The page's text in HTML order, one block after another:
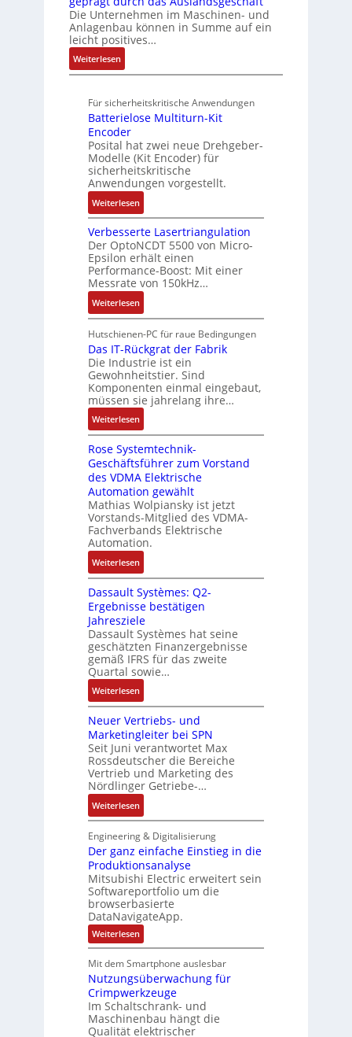
w
a
u
g
d
M
L
3
f
s
i
c
h
e
r
e
E
n
t
w
i
c
k
l
u
n
g
g
u
n
d
R
o
o
t
i
k
rh
l
e
n
4
,
M
i
l
l
i
o
n
e
n
A
r
b
e
i
t
s
k
r
ä
f
t
e
b
o
u
t
A
t
o
m
a
t
i
x
p
a
n
d
i
e
r
t
Die Unternehmen im Maschinen- und
Anlagenbau können in Summe auf ein
leicht positives…
Weiterlesen:
A
f
t
r
a
g
s
e
i
n
g
a
n
g
i
m
s
c
h
i
n
e
n
-
u
n
d
A
n
l
a
g
e
n
b
a
u
:
P
o
s
i
t
i
v
e
M
o
m
e
n
t
a
u
f
n
h
m
e
,
g
Für sicherheitskritische Anwendungen
Batterielose Multiturn-Kit
Encoder
Posital hat zwei neue Drehgeber-
Modelle (Kit Encoder) für
sicherheitskritische
Anwendungen vorgestellt.
Weiterlesen:
B
a
t
t
e
r
i
e
l
o
s
e
M
u
l
i
t
u
r
n
-
K
i
t
E
n
c
o
d
e
r
Verbesserte Lasertriangulation
Der OptoNCDT 5500 von Micro-
Epsilon erhält einen
Performance-Boost: Mit einer
Messrate von 150kHz…
Weiterlesen:
V
e
r
b
e
s
s
e
r
t
e
L
a
s
e
r
r
i
a
n
g
u
l
a
t
i
o
n
Hutschienen-PC für raue Bedingungen
Das IT-Rückgrat der Fabrik
Die Industrie ist ein
Gewohnheitstier. Sind
Komponenten einmal eingebaut,
müssen sie jahrelang ihre…
Weiterlesen:
D
a
s
I
T
-
R
ü
c
k
g
r
a
t
d
e
r
F
a
b
r
i
k
Rose Systemtechnik-
Geschäftsführer zum Vorstand
des VDMA Elektrische
Automation gewählt
Mathias Wolpiansky ist jetzt
Vorstands-Mitglied des VDMA-
Fachverbands Elektrische
Automation.
Weiterlesen:
R
o
s
e
S
y
s
t
e
m
t
e
c
h
n
k
G
s
c
h
ä
f
t
s
f
ü
h
r
Dassault Systèmes: Q2-
Ergebnisse bestätigen
Jahresziele
Dassault Systèmes hat seine
geschätzten Finanzergebnisse
gemäß IFRS für das zweite
Quartal sowie…
Weiterlesen:
D
a
s
s
a
u
l
t
S
y
s
t
è
m
e
s
:
2
-
E
r
g
Neuer Vertriebs- und
Marketingleiter bei SPN
Seit Juni verantwortet Max
Rossdeutscher die Bereiche
Vertrieb und Marketing des
Nördlinger Getriebe-…
Weiterlesen:
N
e
u
e
r
V
e
r
t
i
e
b
s
-
Engineering & Digitalisierung
Der ganz einfache Einstieg in die
Produktionsanalyse
Mitsubishi Electric erweitert sein
Softwareportfolio um die
browserbasierte
DataNavigateApp.
Weiterlesen:
D
r
g
a
n
z
e
i
Mit dem Smartphone auslesbar
Nutzungsüberwachung für
Crimpwerkzeuge
Im Schaltschrank- und
Maschinenbau hängt die
Qualität elektrischer